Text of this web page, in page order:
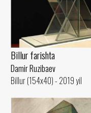
Billur farishta
Damir Ruzibaev
Billur (154x40) - 2019 yil